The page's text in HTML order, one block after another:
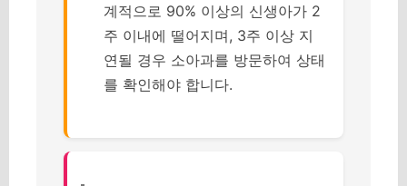
계적으로 90% 이상의 신생아가 2
주 이내에 떨어지며, 3주 이상 지
연될 경우 소아과를 방문하여 상태
를 확인해야 합니다.